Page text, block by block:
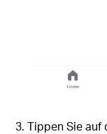
3. Tippen Sie auf